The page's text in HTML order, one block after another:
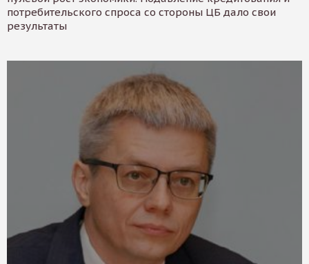
потребительского спроса со стороны ЦБ дало свои
результаты